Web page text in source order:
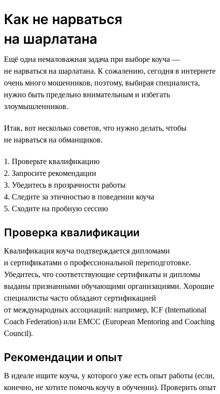
Как не нарваться
на шарлатана
Ещё одна немаловажная задача при выборе коуча —
не нарваться на шарлатана. К сожалению, сегодня в интернете
очень много мошенников, поэтому, выбирая специалиста,
нужно быть предельно внимательным и избегать
злоумышленников.
Итак, вот несколько советов, что нужно делать, чтобы
не нарваться на обманщиков.
1. Проверьте квалификацию
2. Запросите рекомендации
3. Убедитесь в прозрачности работы
4. Следите за этичностью в поведении коуча
5. Сходите на пробную сессию
Проверка квалификации
Квалификация коуча подтверждается дипломами
и сертификатами о профессиональной переподготовке.
Убедитесь, что соответствующие сертификаты и дипломы
выданы признанными обучающими организациями. Хорошие
специалисты часто обладают сертификацией
от международных ассоциаций: например, ICF (International
Coach Federation) или EMCC (European Mentoring and Coaching
Council).
Рекомендации и опыт
В идеале ищите коуча, у которого уже есть опыт работы (если,
конечно, не хотите помочь коучу в обучении). Проверить опыт